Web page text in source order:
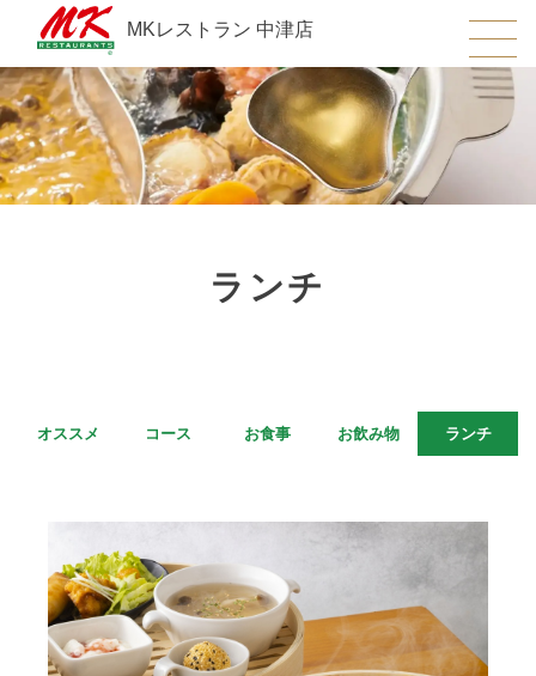
MKレストラン 中津店
ランチ
オススメ コース お食事 お飲み物 ランチ